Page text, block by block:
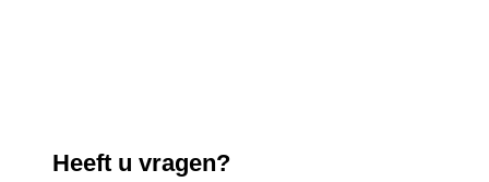
Heeft u vragen?